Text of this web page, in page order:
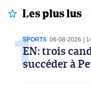
Les plus lus
SPORTS 06-08-2026
EN: trois
succéder à